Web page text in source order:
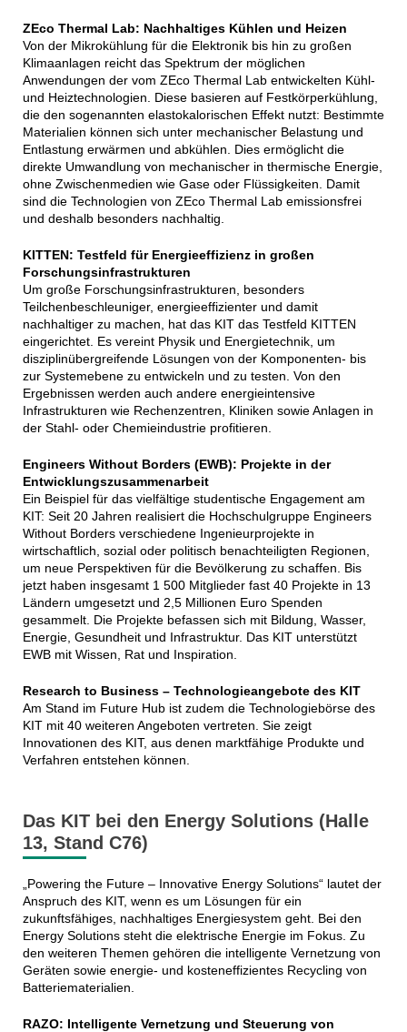
ZEco Thermal Lab: Nachhaltiges Kühlen und Heizen
Von der Mikrokühlung für die Elektronik bis hin zu großen
Klimaanlagen reicht das Spektrum der möglichen
Anwendungen der vom ZEco Thermal Lab entwickelten Kühl-
und Heiztechnologien. Diese basieren auf Festkörperkühlung,
die den sogenannten elastokalorischen Effekt nutzt: Bestimmte
Materialien können sich unter mechanischer Belastung und
Entlastung erwärmen und abkühlen. Dies ermöglicht die
direkte Umwandlung von mechanischer in thermische Energie,
ohne Zwischenmedien wie Gase oder Flüssigkeiten. Damit
sind die Technologien von ZEco Thermal Lab emissionsfrei
und deshalb besonders nachhaltig.
KITTEN: Testfeld für Energieeffizienz in großen
Forschungsinfrastrukturen
Um große Forschungsinfrastrukturen, besonders
Teilchenbeschleuniger, energieeffizienter und damit
nachhaltiger zu machen, hat das KIT das Testfeld KITTEN
eingerichtet. Es vereint Physik und Energietechnik, um
disziplinübergreifende Lösungen von der Komponenten- bis
zur Systemebene zu entwickeln und zu testen. Von den
Ergebnissen werden auch andere energieintensive
Infrastrukturen wie Rechenzentren, Kliniken sowie Anlagen in
der Stahl- oder Chemieindustrie profitieren.
Engineers Without Borders (EWB): Projekte in der
Entwicklungszusammenarbeit
Ein Beispiel für das vielfältige studentische Engagement am
KIT: Seit 20 Jahren realisiert die Hochschulgruppe Engineers
Without Borders verschiedene Ingenieurprojekte in
wirtschaftlich, sozial oder politisch benachteiligten Regionen,
um neue Perspektiven für die Bevölkerung zu schaffen. Bis
jetzt haben insgesamt 1 500 Mitglieder fast 40 Projekte in 13
Ländern umgesetzt und 2,5 Millionen Euro Spenden
gesammelt. Die Projekte befassen sich mit Bildung, Wasser,
Energie, Gesundheit und Infrastruktur. Das KIT unterstützt
EWB mit Wissen, Rat und Inspiration.
Research to Business – Technologieangebote des KIT
Am Stand im Future Hub ist zudem die Technologiebörse des
KIT mit 40 weiteren Angeboten vertreten. Sie zeigt
Innovationen des KIT, aus denen marktfähige Produkte und
Verfahren entstehen können.
Das KIT bei den Energy Solutions (Halle
13, Stand C76)
„Powering the Future – Innovative Energy Solutions“ lautet der
Anspruch des KIT, wenn es um Lösungen für ein
zukunftsfähiges, nachhaltiges Energiesystem geht. Bei den
Energy Solutions steht die elektrische Energie im Fokus. Zu
den weiteren Themen gehören die intelligente Vernetzung von
Geräten sowie energie- und kosteneffizientes Recycling von
Batteriematerialien.
RAZO: Intelligente Vernetzung und Steuerung von